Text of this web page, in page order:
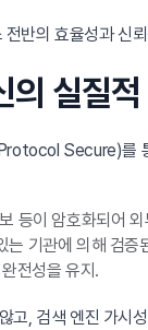
반의 효율성과 신
실질적
Secure)를 통
등이 암호화되어
기관에 의해 검증
전성을 유지.
, 검색 엔진 가시